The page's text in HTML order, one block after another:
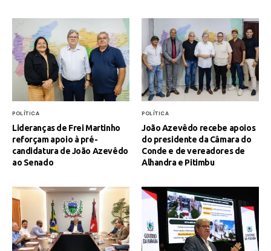
Voo cancelado, bagagem extraviada e cobranças
indevidas: saiba quais são os seus direitos
POLÍTICA
Lideranças de Frei Martinho
reforçam apoio à pré-
candidatura de João Azevêdo
ao Senado
POLÍTICA
João Azevêdo recebe apoios
do presidente da Câmara do
Conde e de vereadores de
Alhandra e Pitimbu